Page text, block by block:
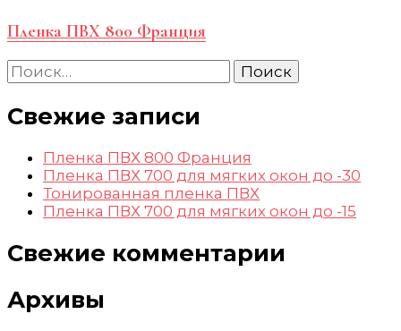
Пленка ПВХ 800 Франция
Найти:
Свежие записи
Пленка ПВХ 800 Франция
Пленка ПВХ 700 для мягких окон до -30
Тонированная пленка ПВХ
Пленка ПВХ 700 для мягких окон до -15
Свежие комментарии
Архивы